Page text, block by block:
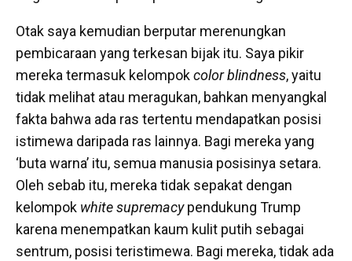
Otak saya kemudian berputar merenungkan
pembicaraan yang terkesan bijak itu. Saya pikir
mereka termasuk kelompokcolor blindness, yaitu
tidak melihat atau meragukan, bahkan menyangkal
fakta bahwa ada ras tertentu mendapatkan posisi
istimewa daripada ras lainnya. Bagi mereka yang
‘buta warna’ itu, semua manusia posisinya setara.
Oleh sebab itu, mereka tidak sepakat dengan
kelompok white supremacypendukung Trump
karena menempatkan kaum kulit putih sebagai
sentrum, posisi teristimewa. Bagi mereka, tidak ada